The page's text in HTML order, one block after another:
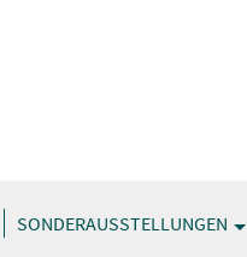
SONDERAUSSTELLUNGEN